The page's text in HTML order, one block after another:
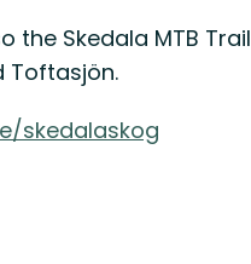
the Skedala MTB Trail
Toftasjön.
skedalaskog